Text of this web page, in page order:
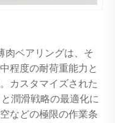
肉ベアリングは、そ
程度の耐荷重能力と
カスタマイズされた
潤滑戦略の最適化に
などの極限の作業条